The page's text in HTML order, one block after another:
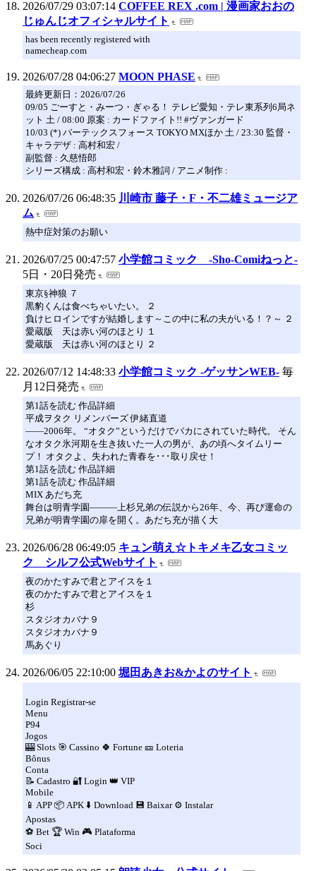
2026/07/29 03:07:14 COFFEE REX .com | 漫画家おおの
じゅんじオフィシャルサイト
has been recently registered with
namecheap.com
2026/07/28 04:06:27 MOON PHASE
最終更新日：2026/07/26
09/05 ごーすと・みーつ・ぎゃる！ テレビ愛知・テレ東系列6局ネ
ット 土 / 08:00 原案 : カードファイト!! #ヴァンガード
10/03 (*) バーテックスフォース TOKYO MXほか 土 / 23:30 監督・
キャラデザ : 高村和宏 /
副監督 : 久慈悟郎
シリーズ構成 : 高村和宏・鈴木雅詞 / アニメ制作 :
2026/07/26 06:48:35 川崎市 藤子・F・不二雄ミュージア
ム
熱中症対策のお願い
2026/07/25 00:47:57 小学館コミック -Sho-Comiねっと-
5日・20日発売
東京§神狼 ７
黒豹くんは食べちゃいたい。 ２
負けヒロインですが結婚します～この中に私の夫がいる！？～ ２
愛蔵版 天は赤い河のほとり １
愛蔵版 天は赤い河のほとり ２
2026/07/12 14:48:33 小学館コミック -ゲッサンWEB- 毎
月12日発売
第1話を読む 作品詳細
平成ヲタク リメンバーズ 伊緒直道
――2006年。 “オタク”というだけでバカにされていた時代。 そん
なオタク氷河期を生き抜いた一人の男が、あの頃へタイムリー
プ！ オタクよ、失われた青春を･･･取り戻せ！
第1話を読む 作品詳細
第1話を読む 作品詳細
MIX あだち充
舞台は明青学園―――上杉兄弟の伝説から26年、今、再び運命の
兄弟が明青学園の扉を開く。あだち充が描く大
2026/06/28 06:49:05 キュン萌え☆トキメキ乙女コミッ
ク シルフ公式Webサイト
夜のかたすみで君とアイスを１
夜のかたすみで君とアイスを１
杉
スタジオカバナ９
スタジオカバナ９
馬あぐり
2026/06/05 22:10:00 堀田あきお&かよのサイト
Login Registrar-se
Menu
P94
Jogos
🎰 Slots 🎯 Cassino 🍀 Fortune 🎫 Loteria
Bônus
Conta
📝 Cadastro 🔐 Login 👑 VIP
Mobile
📱 APP 📦 APK ⬇️ Download 💾 Baixar ⚙️ Instalar
Apostas
⚽ Bet 🏆 Win 🎮 Plataforma
Soci